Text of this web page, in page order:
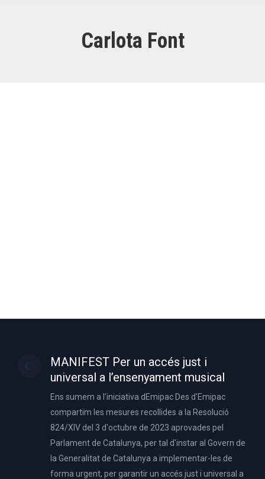
Carlota Font
MANIFEST Per un accés just i
universal a l’ensenyament musical
Ens sumem a l'iniciativa dEmipac Des d'Emipac
compartim les mesures recollides a la Resolució
824/XIV del 3 d'octubre de 2023 aprovades pel
Parlament de Catalunya, per tal d'instar al Govern de
la Generalitat de Catalunya a implementar-les de
forma urgent, per garantir un accés just i universal a